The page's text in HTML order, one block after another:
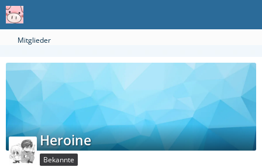
Mitglieder
Heroine
Bekannte